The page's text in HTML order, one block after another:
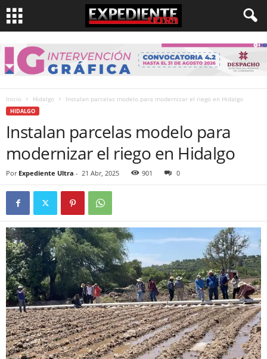
Inicio Hidalgo Instalan parcelas modelo para modernizar el riego en Hidalgo
HIDALGO
Instalan parcelas modelo para
modernizar el riego en Hidalgo
Por Expediente Ultra - 21 Abr, 2025 901 0